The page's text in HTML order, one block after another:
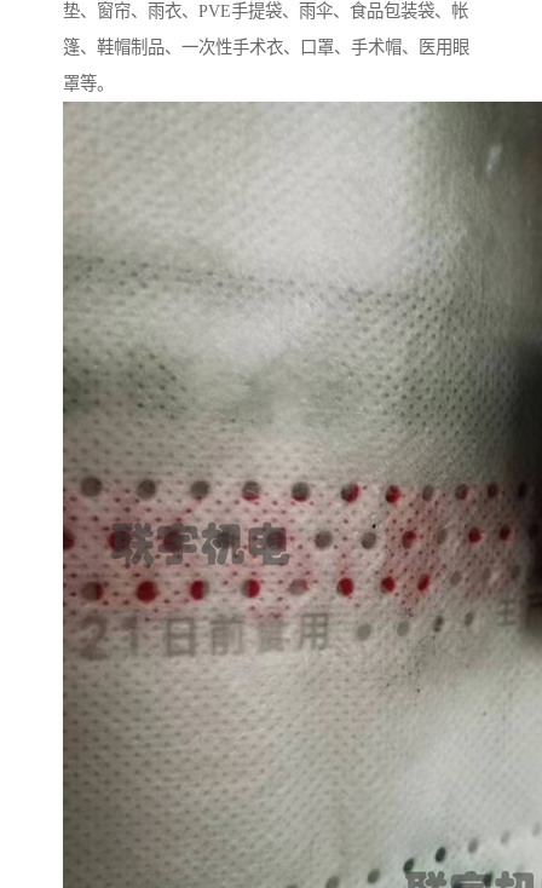
垫、窗帘、雨衣、PVE手提袋、雨伞、食品包装袋、帐
篷、鞋帽制品、一次性手术衣、口罩、手术帽、医用眼
罩等。